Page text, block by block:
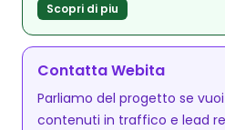
Scopri di piu
Contatta Webita
Parliamo del progetto se
contenuti in traffico e lead